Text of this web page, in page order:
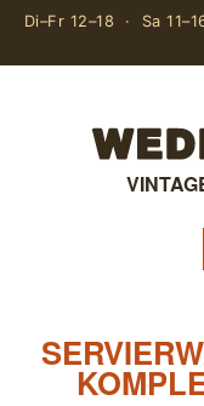
Di–Fr 12–18 · Sa